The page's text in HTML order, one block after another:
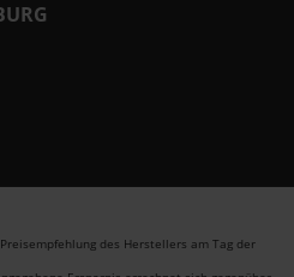
des Herstellers am Tag der